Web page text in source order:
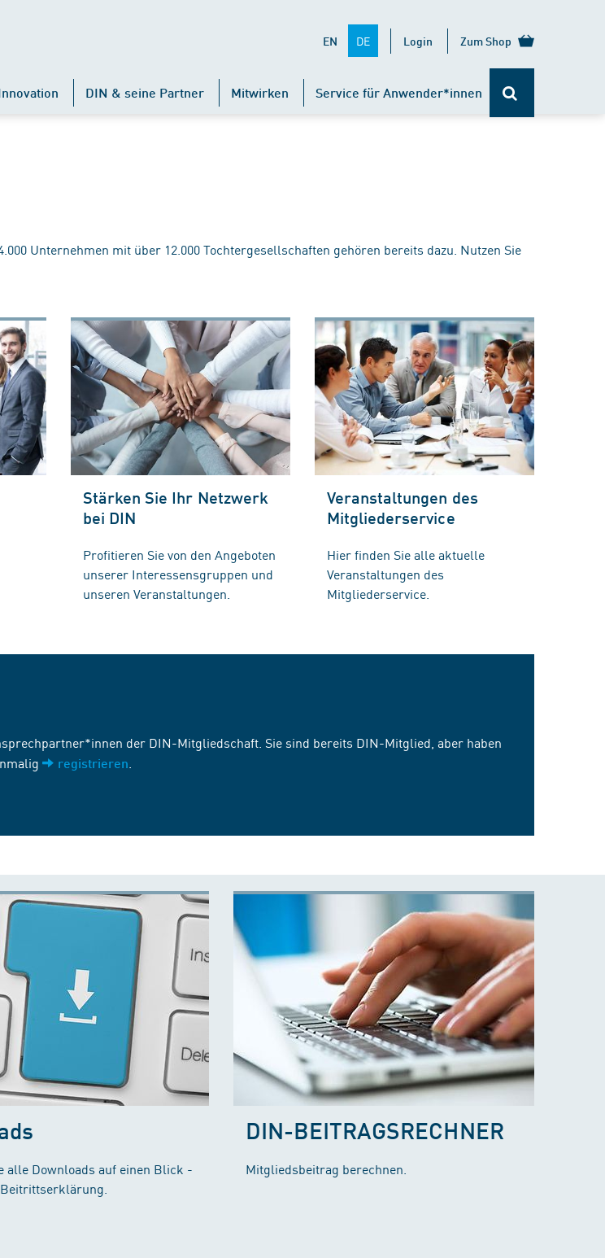
EN DE Login Zum Shop
DIN & seine Partner Mitwirken Service für Anwender*innen
Unternehmen mit über 12.000 Tochtergesellschaften gehören bereits dazu. Nutzen Sie
Stärken Sie Ihr Netzwerk
bei DIN
Profitieren Sie von den Angeboten
unserer Interessensgruppen und
unseren Veranstaltungen.
Veranstaltungen des
Mitgliederservice
Hier finden Sie alle aktuelle
Veranstaltungen des
Mitgliederservice.
der DIN-Mitgliedschaft. Sie sind bereits DIN-Mitglied, aber haben
registrieren
alle Downloads auf einen Blick -
DIN-BEITRAGSRECHNER
Mitgliedsbeitrag berechnen.